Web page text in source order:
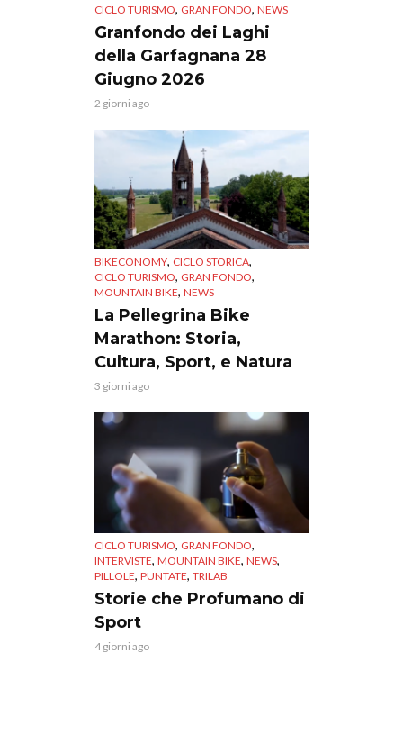
CICLO TURISMO, GRAN FONDO, NEWS
Granfondo dei Laghi
della Garfagnana 28
Giugno 2026
2 giorni ago
BIKECONOMY, CICLO STORICA,
CICLO TURISMO, GRAN FONDO,
MOUNTAIN BIKE, NEWS
La Pellegrina Bike
Marathon: Storia,
Cultura, Sport, e Natura
3 giorni ago
CICLO TURISMO, GRAN FONDO,
INTERVISTE, MOUNTAIN BIKE, NEWS,
PILLOLE, PUNTATE, TRILAB
Storie che Profumano di
Sport
4 giorni ago